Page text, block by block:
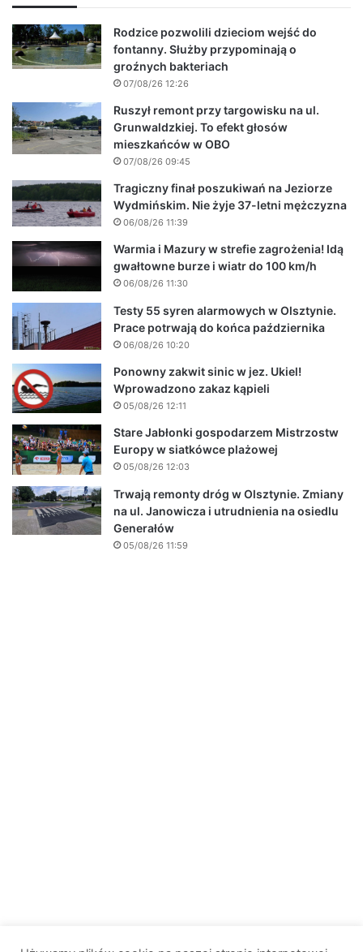
Rodzice pozwolili dzieciom wejść do
fontanny. Służby przypominają o
groźnych bakteriach
07/08/26 12:26
Ruszył remont przy targowisku na ul.
Grunwaldzkiej. To efekt głosów
mieszkańców w OBO
07/08/26 09:45
Tragiczny finał poszukiwań na Jeziorze
Wydmińskim. Nie żyje 37-letni mężczyzna
06/08/26 11:39
Warmia i Mazury w strefie zagrożenia! Idą
gwałtowne burze i wiatr do 100 km/h
06/08/26 11:30
Testy 55 syren alarmowych w Olsztynie.
Prace potrwają do końca października
06/08/26 10:20
Ponowny zakwit sinic w jez. Ukiel!
Wprowadzono zakaz kąpieli
05/08/26 12:11
Stare Jabłonki gospodarzem Mistrzostw
Europy w siatkówce plażowej
05/08/26 12:03
Trwają remonty dróg w Olsztynie. Zmiany
na ul. Janowicza i utrudnienia na osiedlu
Generałów
05/08/26 11:59